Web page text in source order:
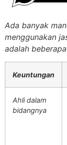
Ada banyak
menggunakan
adalah
Keuntungan
Ahli dalam
bidangnya